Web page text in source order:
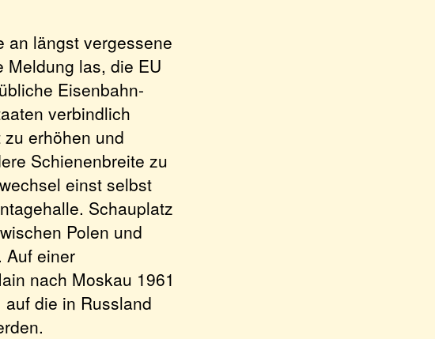
an längst vergessene
Meldung las, die EU
Eisenbahn-
verbindlich
erhöhen und
Schienenbreite zu
einst selbst
Schauplatz
Polen und
Auf einer
nach Moskau 1961
die in Russland